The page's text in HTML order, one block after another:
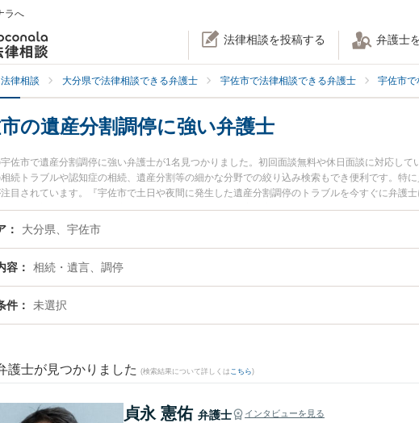
ラへ
法律相談を投稿する 弁護士
律相談 大分県で法律相談できる弁護士 宇佐市で法律相談できる弁護士 宇佐市
の遺産分割調停に強い弁護士
佐市で遺産分割調停に強い弁護士が1名見つかりました。初回面談無料や休日面談に対応し
続トラブルや認知症の相続、遺産分割等の細かな分野での絞り込み検索もでき便利です。特
目されています。『宇佐市で土日や夜間に発生した遺産分割調停のトラブルを今すぐに弁護
い』『初回相談無料で遺産分割調停を法律相談できる宇佐市内の弁護士に相談予約したい』
大分県、宇佐市
容 相続・遺言、調停
件 未選択
護士が見つかりました (検索結果について詳しくは こちら)
貞永 憲佑 弁護士 インタビューを見る